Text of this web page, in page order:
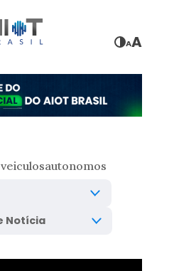
AA
veiculosautonomos